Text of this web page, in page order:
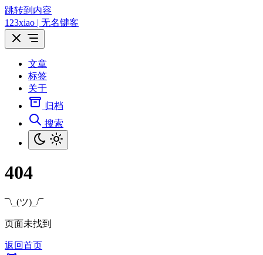
跳转到内容
123xiao | 无名键客
文章
标签
关于
归档
搜索
404
¯\_(ツ)_/¯
页面未找到
返回首页